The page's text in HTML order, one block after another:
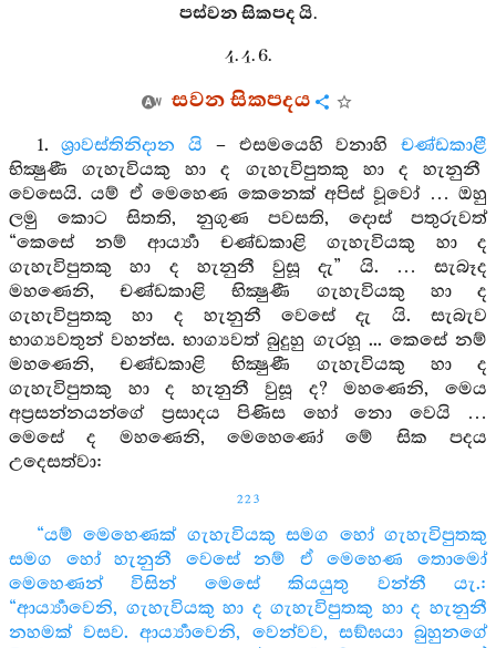
පස්වන සිකපද යි.
4. 4. 6.
සවන සිකපදය
1.ශ්‍රාවස්තිනිදාන යි – එසමයෙහි වනාහිචණ්ඩකාළී
භික්‍ෂුණී ගැහැවියකු හා ද ගැහැවිපුතකු හා ද හැනුනී
වෙසෙයි. යම් ඒ මෙහෙණ කෙනෙක් අපිස් වූවෝ … ඔහු
ලමු කොට සිතති, නුගුණ පවසති, දොස් පතුරුවත්
“කෙසේ නම් ආර්‍ය්‍යා චණ්ඩකාළි ගැහැවියකු හා ද
ගැහැවිපුතකු හා ද හැනුනී වුසූ දැ” යි. … සැබෑද
මහණෙනි, චණ්ඩකාළි භික්‍ෂුණී ගැහැවියකු හා ද
ගැහැවිපුතකු හා ද හැනුනී වෙසේ දැ යි. සැබැව
භාග්‍යවතුන් වහන්ස. භාග්‍යවත් බුදුහු ගැරහූ ... කෙසේ නම්
මහණෙනි, චණ්ඩකාළි භික්‍ෂුණී ගැහැවියකු හා ද
ගැහැවිපුතකු හා ද හැනුනී වුසූ ද? මහණෙනි, මෙය
අප්‍රසන්නයන්ගේ ප්‍රසාදය පිණිස හෝ නො වෙයි …
මෙසේ ද මහණෙනි, මෙහෙණෝ මේ සික පදය
උදෙසත්වා:
223
“යම් මෙහෙණක් ගැහැවියකු සමග හෝ ගැහැවිපුතකු
සමග හෝ හැනුනී වෙසේ නම් ඒ මෙහෙණ තොමෝ
මෙහෙණන් විසින් මෙසේ කියයුතු වන්නී යැ.:
“ආර්‍ය්‍යාවෙනි, ගැහැවියකු හා ද ගැහැවිපුතකු හා ද හැනුනී
නහමක් වසව. ආර්‍ය්‍යාවෙනි, වෙන්වව, සඞ්ඝයා බුහුනගේ